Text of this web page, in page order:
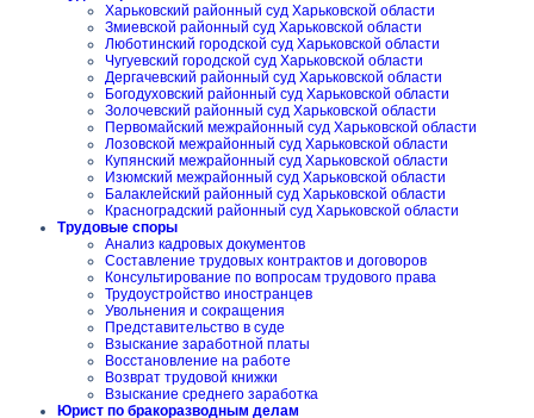
Харьковский районный суд Харьковской области
Змиевской районный суд Харьковской области
Люботинский городской суд Харьковской области
Чугуевский городской суд Харьковской области
Дергачевский районный суд Харьковской области
Богодуховский районный суд Харьковской области
Золочевский районный суд Харьковской области
Первомайский межрайонный суд Харьковской области
Лозовской межрайонный суд Харьковской области
Купянский межрайонный суд Харьковской области
Изюмский межрайонный суд Харьковской области
Балаклейский районный суд Харьковской области
Красноградский районный суд Харьковской области
Трудовые споры
Анализ кадровых документов
Составление трудовых контрактов и договоров
Консультирование по вопросам трудового права
Трудоустройство иностранцев
Увольнения и сокращения
Представительство в суде
Взыскание заработной платы
Восстановление на работе
Возврат трудовой книжки
Взыскание среднего заработка
Юрист по бракоразводным делам